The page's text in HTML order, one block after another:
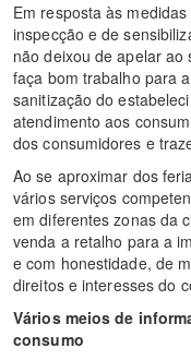
Em resposta às
inspecção e de
não deixou de apelar
faça bom trabalho para
sanitização do
atendimento aos
dos consumidores e
Ao se aproximar dos
vários serviços
em diferentes zonas da
venda a retalho para a
e com honestidade, de
direitos e interesses do
Vários meios de
consumo